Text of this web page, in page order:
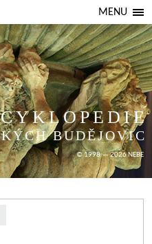
MENU
BUDĚJOVIC
© 1998 — 2026 NEBE